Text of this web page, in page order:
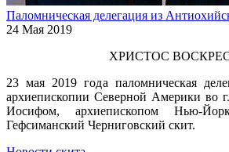
Паломническая делегация из
24 Мая 2019
ХРИСТОС
23 мая 2019 года паломническая
архиепископии Северной Америки во
Иосифом, архиепископом Нью-
Гефсиманский Черниговский скит.